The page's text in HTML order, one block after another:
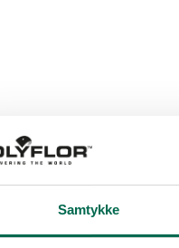
Samtykke